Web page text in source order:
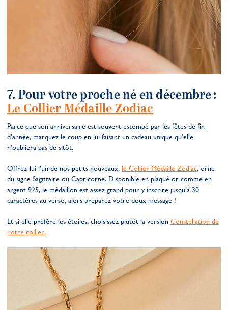
7. Pour votre proche né en décembre :
Le Collier Médaille Zodiac
Parce que son anniversaire est souvent estompé par les fêtes de fin
d’année, marquez le coup en lui faisant un cadeau unique qu’elle
n’oubliera pas de sitôt.
Offrez-lui l’un de nos petits nouveaux, le Collier Médaille Zodiac, orné
du signe Sagittaire ou Capricorne. Disponible en plaqué or comme en
argent 925, le médaillon est assez grand pour y inscrire jusqu’à 30
caractères au verso, alors préparez votre doux message !
Et si elle préfère les étoiles, choisissez plutôt la version Constellation de
notre collier.